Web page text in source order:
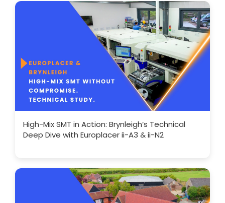
High-Mix SMT in Action: Brynleigh’s Technical
Deep Dive with Europlacer ii-A3 & ii-N2